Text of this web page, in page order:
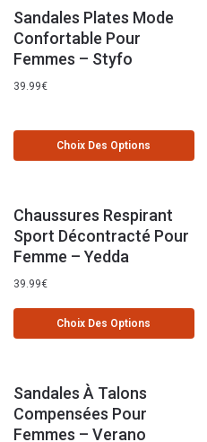
Sandales Plates Mode
Confortable Pour
Femmes – Styfo
39.99€
Choix Des Options
Chaussures Respirant
Sport Décontracté Pour
Femme – Yedda
39.99€
Choix Des Options
Sandales À Talons
Compensées Pour
Femmes – Verano